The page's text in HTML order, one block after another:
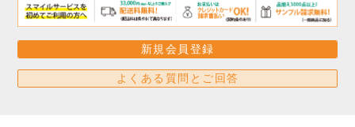
新規会員登録
よくある質問とご回答